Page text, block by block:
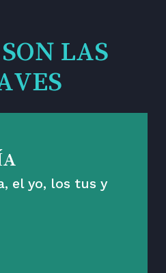
LAS
el yo, los tus y